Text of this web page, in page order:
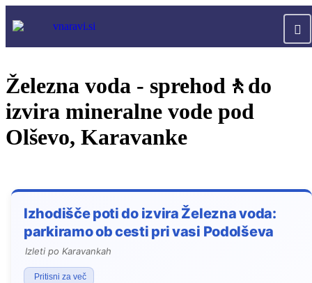
Železna voda - sprehod🚶do
izvira mineralne vode pod
Olševo, Karavanke
Izhodišče poti do izvira Železna voda:
parkiramo ob cesti pri vasi Podolševa
Izleti po Karavankah
Pritisni za več